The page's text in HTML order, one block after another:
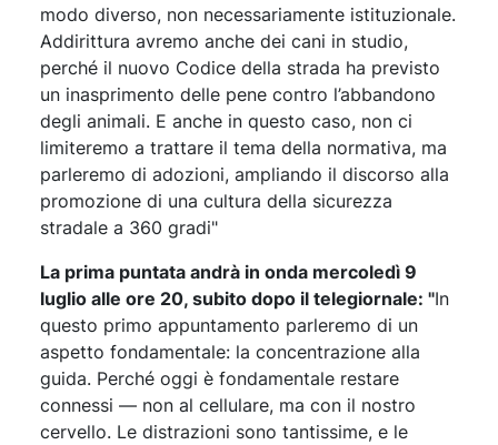
modo diverso, non necessariamente istituzionale.
Addirittura avremo anche dei cani in studio,
perché il nuovo Codice della strada ha previsto
un inasprimento delle pene contro l’abbandono
degli animali. E anche in questo caso, non ci
limiteremo a trattare il tema della normativa, ma
parleremo di adozioni, ampliando il discorso alla
promozione di una cultura della sicurezza
stradale a 360 gradi"
La prima puntata andrà in onda mercoledì 9
luglio alle ore 20, subito dopo il telegiornale: "In
questo primo appuntamento parleremo di un
aspetto fondamentale: la concentrazione alla
guida. Perché oggi è fondamentale restare
connessi — non al cellulare, ma con il nostro
cervello. Le distrazioni sono tantissime, e le